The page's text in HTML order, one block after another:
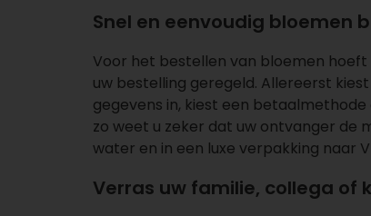
Snel en eenvoudig bloemen
Voor het bestellen van bloemen hoeft
uw bestelling geregeld. Allereerst
gegevens in, kiest een
zo weet u zeker dat uw ontvanger de
water en in een luxe verpakking naar
Verras uw familie, collega of